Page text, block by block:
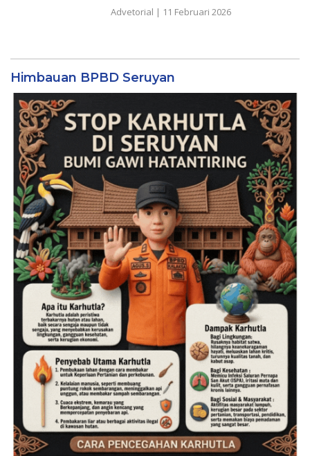
Advetorial | 11 Februari 2026
Himbauan BPBD Seruyan